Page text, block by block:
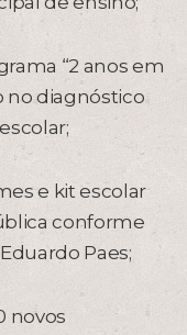
“2 anos em
no diagnóstico
e kit escolar
conforme
Paes;
novos